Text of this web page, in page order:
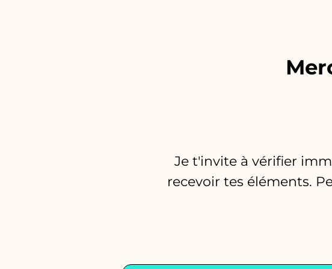
Je t'invite à vérifier
recevoir tes éléments.